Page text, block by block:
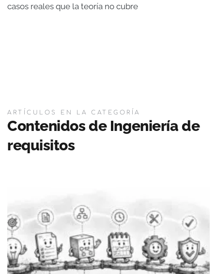
casos reales que la teoría no cubre
ARTÍCULOS EN LA CATEGORÍA
Contenidos de Ingeniería de
requisitos